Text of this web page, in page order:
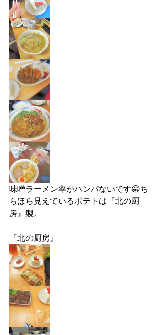
味噌ラーメン率がハンパないです😀ち
らほら見えているポテトは『北の厨
房』製。
『北の厨房』